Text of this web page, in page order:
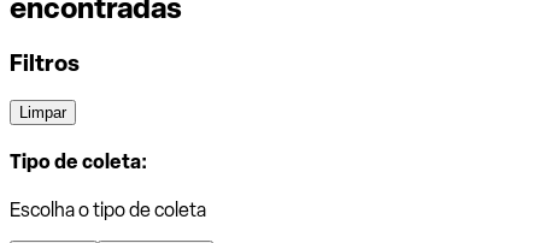
encontradas
Filtros
Limpar
Tipo de coleta:
Escolha o tipo de coleta